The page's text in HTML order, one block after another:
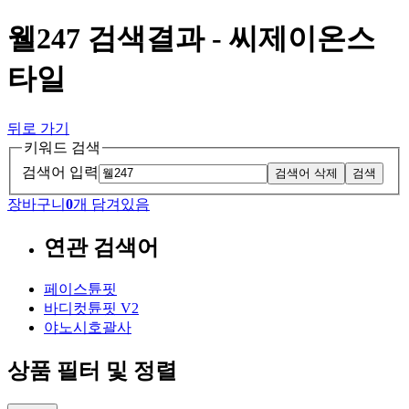
웰247 검색결과 - 씨제이온스
타일
뒤로 가기
키워드 검색
검색어 입력
검색어 삭제 검색
장바구니 0개 담겨있음
연관 검색어
페이스튠핏
바디컷튠핏 V2
야노시호괄사
상품 필터 및 정렬